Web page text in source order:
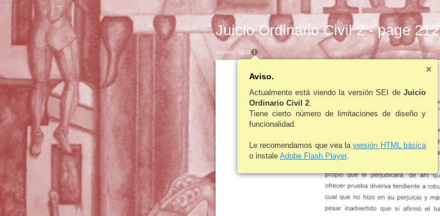
Juicio Ordinario Civil 2 - page 212
Versión SEO
Aviso.
Actualmente está viendo la versión SEI de Juicio
Ordinario Civil 2
Tiene cierto número de limitaciones de diseño y
funcionalidad.
Le recomendamos que vea laversión HTML básica
o instale Adobe Flash Player.